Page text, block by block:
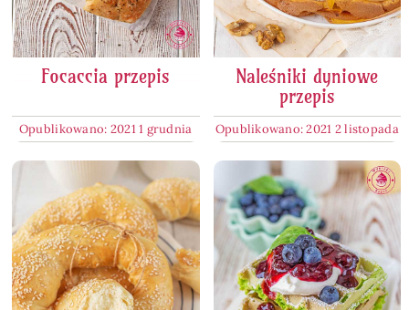
Focaccia przepis
Opublikowano: 2021 1 grudnia
Naleśniki dyniowe
przepis
Opublikowano: 2021 2 listopada